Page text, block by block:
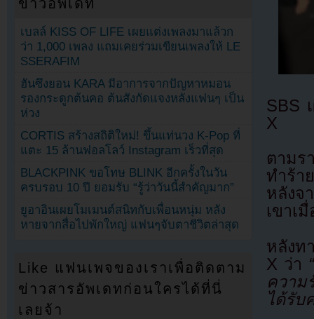
SBS
X
ตามร
ทำร้า
หลังจ
เขาเ
หลังท
X ว่า
ความ
ได้รับ
ข่าวอัพเดท
เบลล์ KISS OF LIFE เผยแต่งเพลงมาแล้วก
ว่า 1,000 เพลง แถมเคยร่วมเขียนเพลงให้ LE
SSERAFIM
ฮันซึงยอน KARA มีอาการจากปัญหาหมอน
รองกระดูกต้นคอ ต้นสังกัดแจงหลังแฟนๆ เป็น
ห่วง
CORTIS สร้างสถิติใหม่! ขึ้นแท่นวง K-Pop ที่
แตะ 15 ล้านฟอลโลว์ Instagram เร็วที่สุด
BLACKPINK ขอโทษ BLINK อีกครั้งในวัน
ครบรอบ 10 ปี ยอมรับ “รู้ว่าวันนี้สำคัญมาก”
ยูอาอินเผยโมเมนต์สนิทกับเพื่อนหนุ่ม หลัง
หายจากสื่อไปพักใหญ่ แฟนๆจับตาชีวิตล่าสุด
Like แฟนเพจของเราเพื่อติดตาม
ข่าวสารอัพเดทก่อนใครได้ที่นี่
เลยจ้า